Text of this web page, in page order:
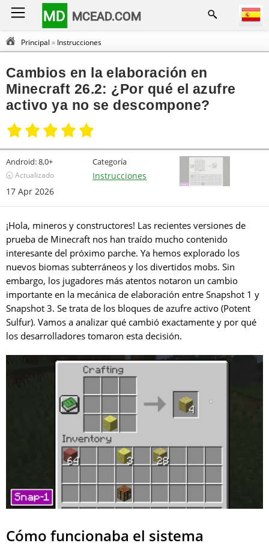
MD MCEAD.COM
Principal » Instrucciones
Cambios en la elaboración en
Minecraft 26.2: ¿Por qué el azufre
activo ya no se descompone?
Android:8,0+
🕣 Actualizado
17 Apr 2026
Categoría
Instrucciones
¡Hola, mineros y constructores! Las recientes versiones de
prueba de Minecraft nos han traído mucho contenido
interesante del próximo parche. Ya hemos explorado los
nuevos biomas subterráneos y los divertidos mobs. Sin
embargo, los jugadores más atentos notaron un cambio
importante en la mecánica de elaboración entre Snapshot 1 y
Snapshot 3. Se trata de los bloques de azufre activo (Potent
Sulfur). Vamos a analizar qué cambió exactamente y por qué
los desarrolladores tomaron esta decisión.
Cómo funcionaba el sistema